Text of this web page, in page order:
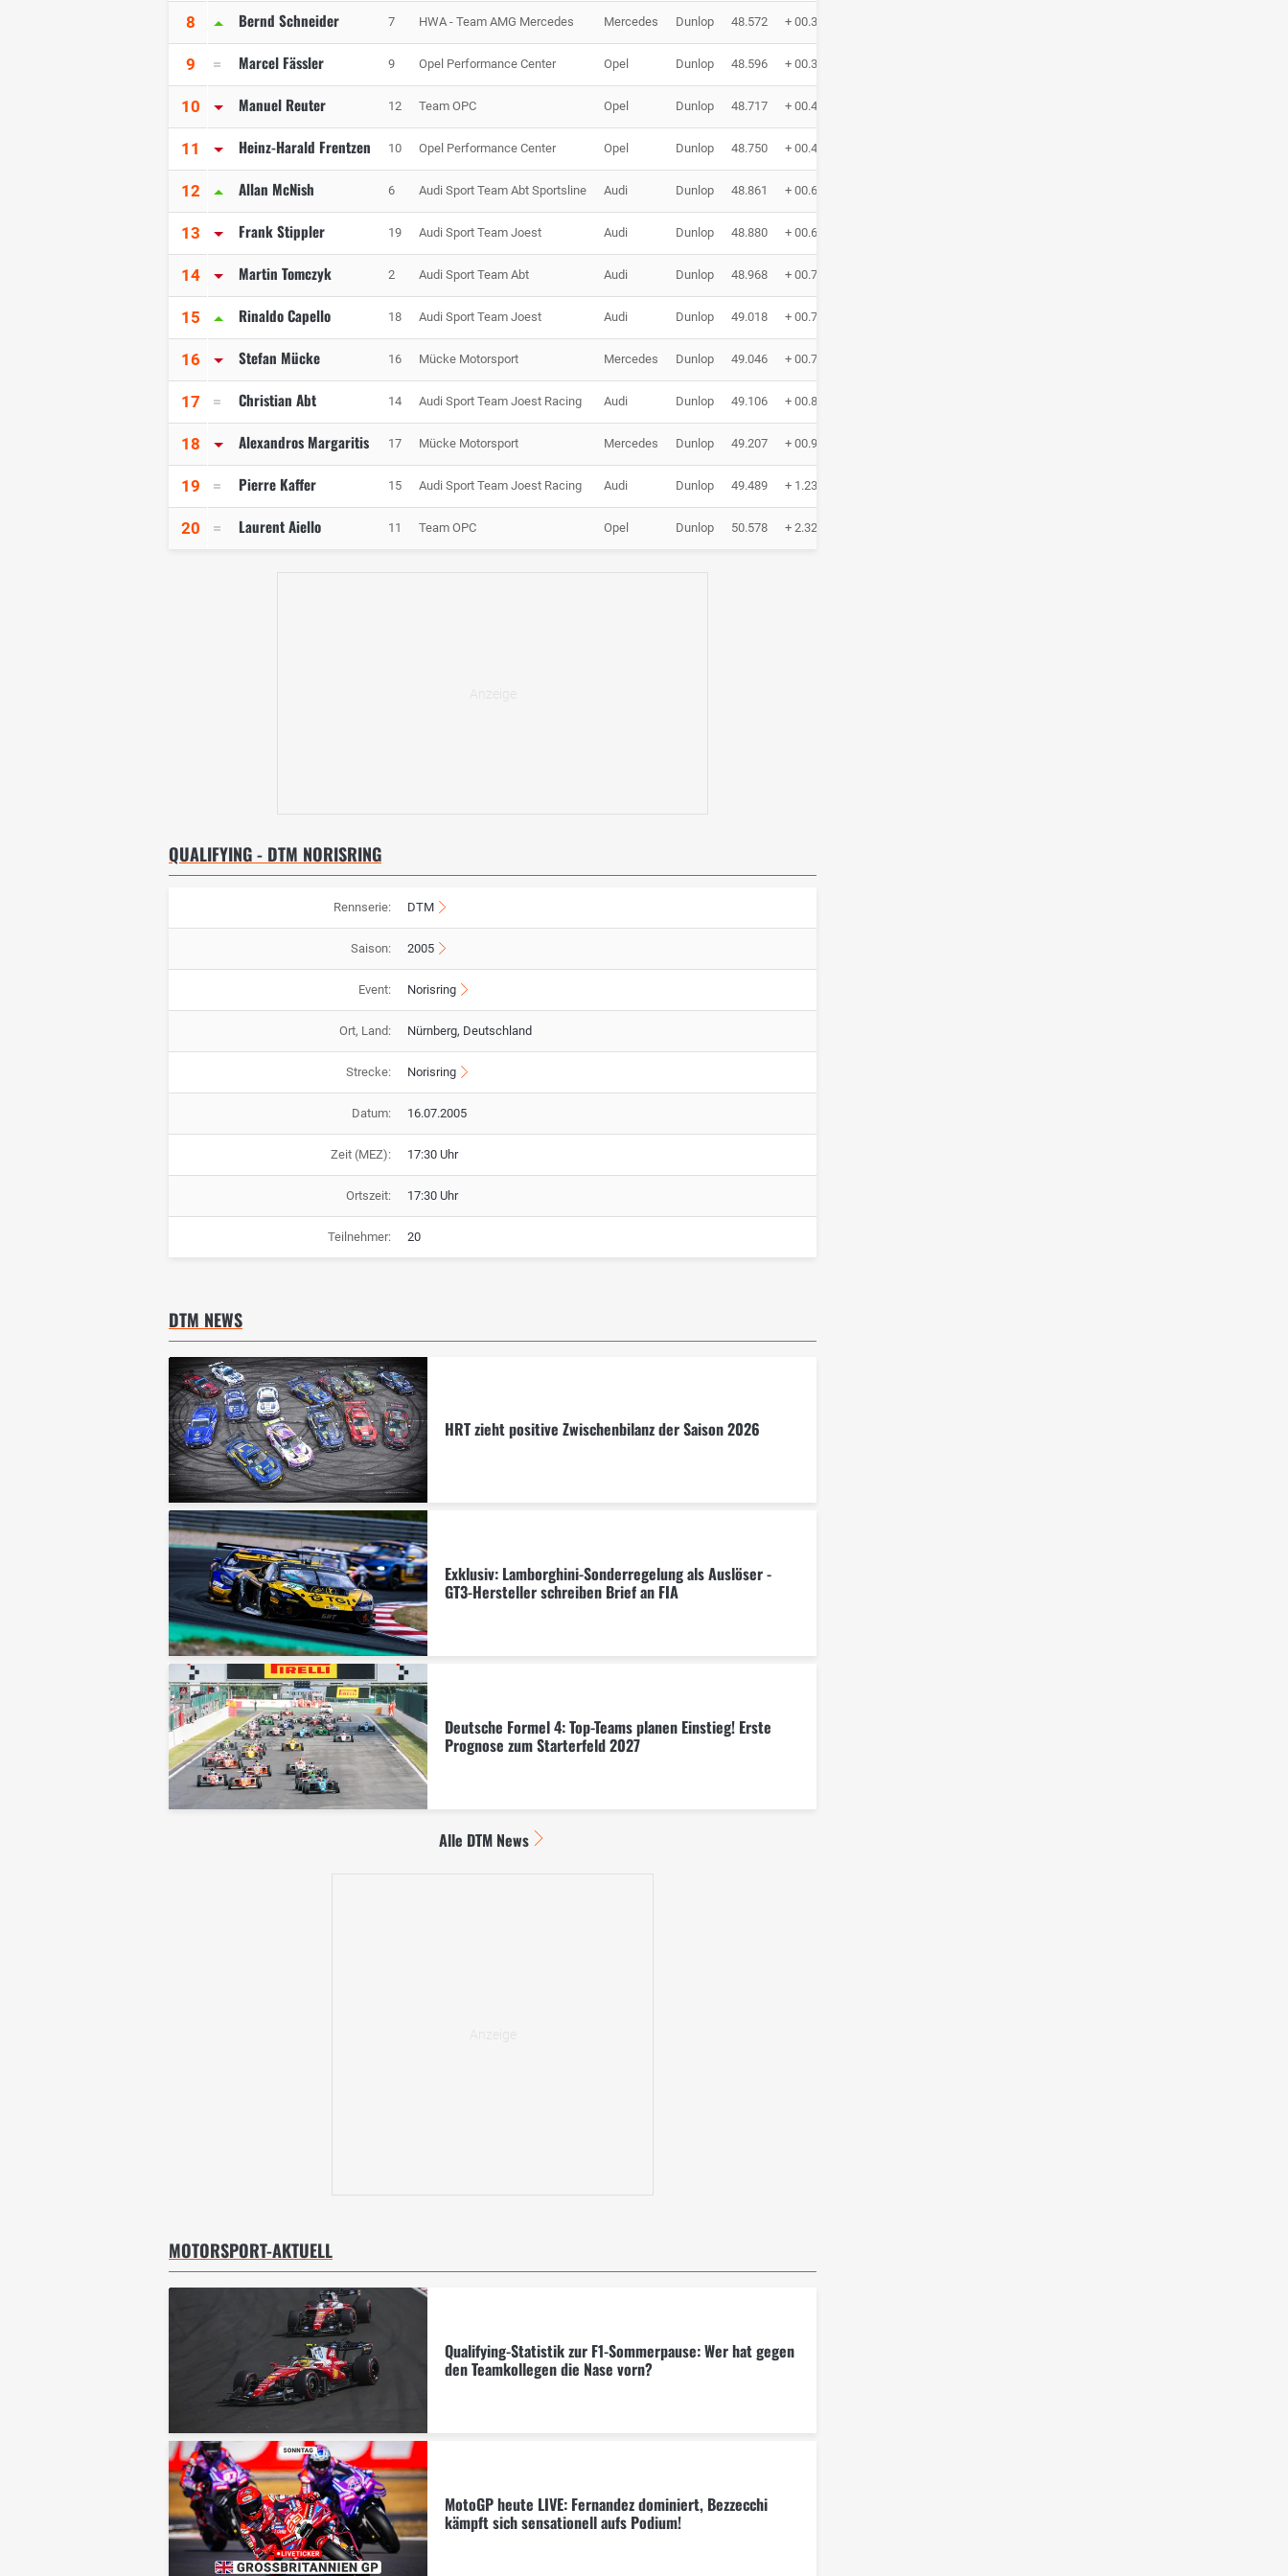
8 Bernd Schneider 7 HWA - Team AMG Mercedes Mercedes Dunlop 48.572 + 00.315
9 Marcel Fässler 9 Opel Performance Center Opel Dunlop 48.596 + 00.339
10 Manuel Reuter 12 Team OPC Opel Dunlop 48.717 + 00.460
11 Heinz-Harald Frentzen 10 Opel Performance Center Opel Dunlop 48.750 + 00.493
12 Allan McNish 6 Audi Sport Team Abt Sportsline Audi Dunlop 48.861 + 00.604
13 Frank Stippler 19 Audi Sport Team Joest Audi Dunlop 48.880 + 00.623
14 Martin Tomczyk 2 Audi Sport Team Abt Audi Dunlop 48.968 + 00.711
15 Rinaldo Capello 18 Audi Sport Team Joest Audi Dunlop 49.018 + 00.761
16 Stefan Mücke 16 Mücke Motorsport Mercedes Dunlop 49.046 + 00.789
17 Christian Abt 14 Audi Sport Team Joest Racing Audi Dunlop 49.106 + 00.849
18 Alexandros Margaritis 17 Mücke Motorsport Mercedes Dunlop 49.207 + 00.950
19 Pierre Kaffer 15 Audi Sport Team Joest Racing Audi Dunlop 49.489 + 1.232
20 Laurent Aiello 11 Team OPC Opel Dunlop 50.578 + 2.321
QUALIFYING - DTM NORISRING
Rennserie: DTM
Saison: 2005
Event: Norisring
Ort, Land: Nürnberg, Deutschland
Strecke: Norisring
Datum: 16.07.2005
Zeit (MEZ): 17:30 Uhr
Ortszeit: 17:30 Uhr
Teilnehmer: 20
DTM NEWS
HRT zieht positive Zwischenbilanz der Saison 2026
Exklusiv: Lamborghini-Sonderregelung als Auslöser -
GT3-Hersteller schreiben Brief an FIA
Deutsche Formel 4: Top-Teams planen Einstieg! Erste
Prognose zum Starterfeld 2027
Alle DTM News
MOTORSPORT-AKTUELL
Qualifying-Statistik zur F1-Sommerpause: Wer hat gegen
den Teamkollegen die Nase vorn?
MotoGP heute LIVE: Fernandez dominiert, Bezzecchi
kämpft sich sensationell aufs Podium!